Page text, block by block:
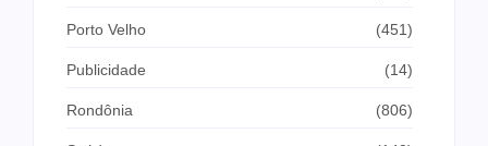
Porto Velho (451)
Publicidade (14)
Rondônia (806)